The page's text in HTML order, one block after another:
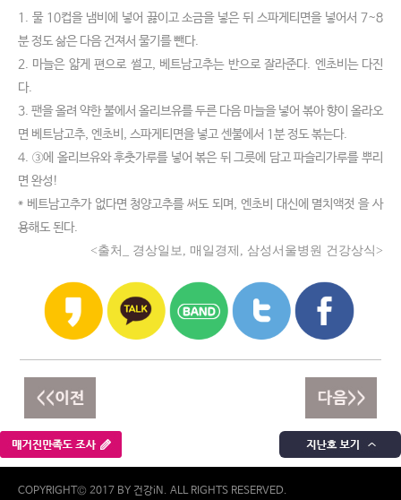
1. 물 10컵을 냄비에 넣어 끓이고 소금을 넣은 뒤 스파게티면을 넣어서 7~8
분 정도 삶은 다음 건져서 물기를 뺀다.
2. 마늘은 얇게 편으로 썰고, 베트남고추는 반으로 잘라준다. 엔초비는 다진
다.
3. 팬을 올려 약한 불에서 올리브유를 두른 다음 마늘을 넣어 볶아 향이 올라오
면 베트남고추, 엔초비, 스파게티면을 넣고 센불에서 1분 정도 볶는다.
4. ③에 올리브유와 후춧가루를 넣어 볶은 뒤 그릇에 담고 파슬리가루를 뿌리
면 완성!
* 베트남고추가 없다면 청양고추를 써도 되며, 엔초비 대신에 멸치액젓 을 사
용해도 된다.
<출처_ 경상일보, 매일경제, 삼성서울병원 건강상식>
COPYRIGHT© 2017 BY 건강iN. ALL RIGHTS RESERVED.